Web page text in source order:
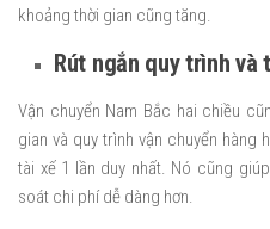
khoảng thời gian cũng tăng.
Rút ngắn quy trình và
Vận chuyển Nam Bắc hai chiều
gian và quy trình vận chuyển hàng
tài xế 1 lần duy nhất. Nó cũng
soát chi phí dễ dàng hơn.